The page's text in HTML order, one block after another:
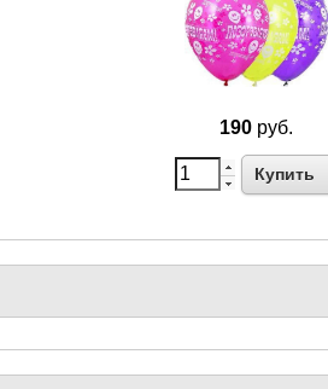
190 руб.
Купить